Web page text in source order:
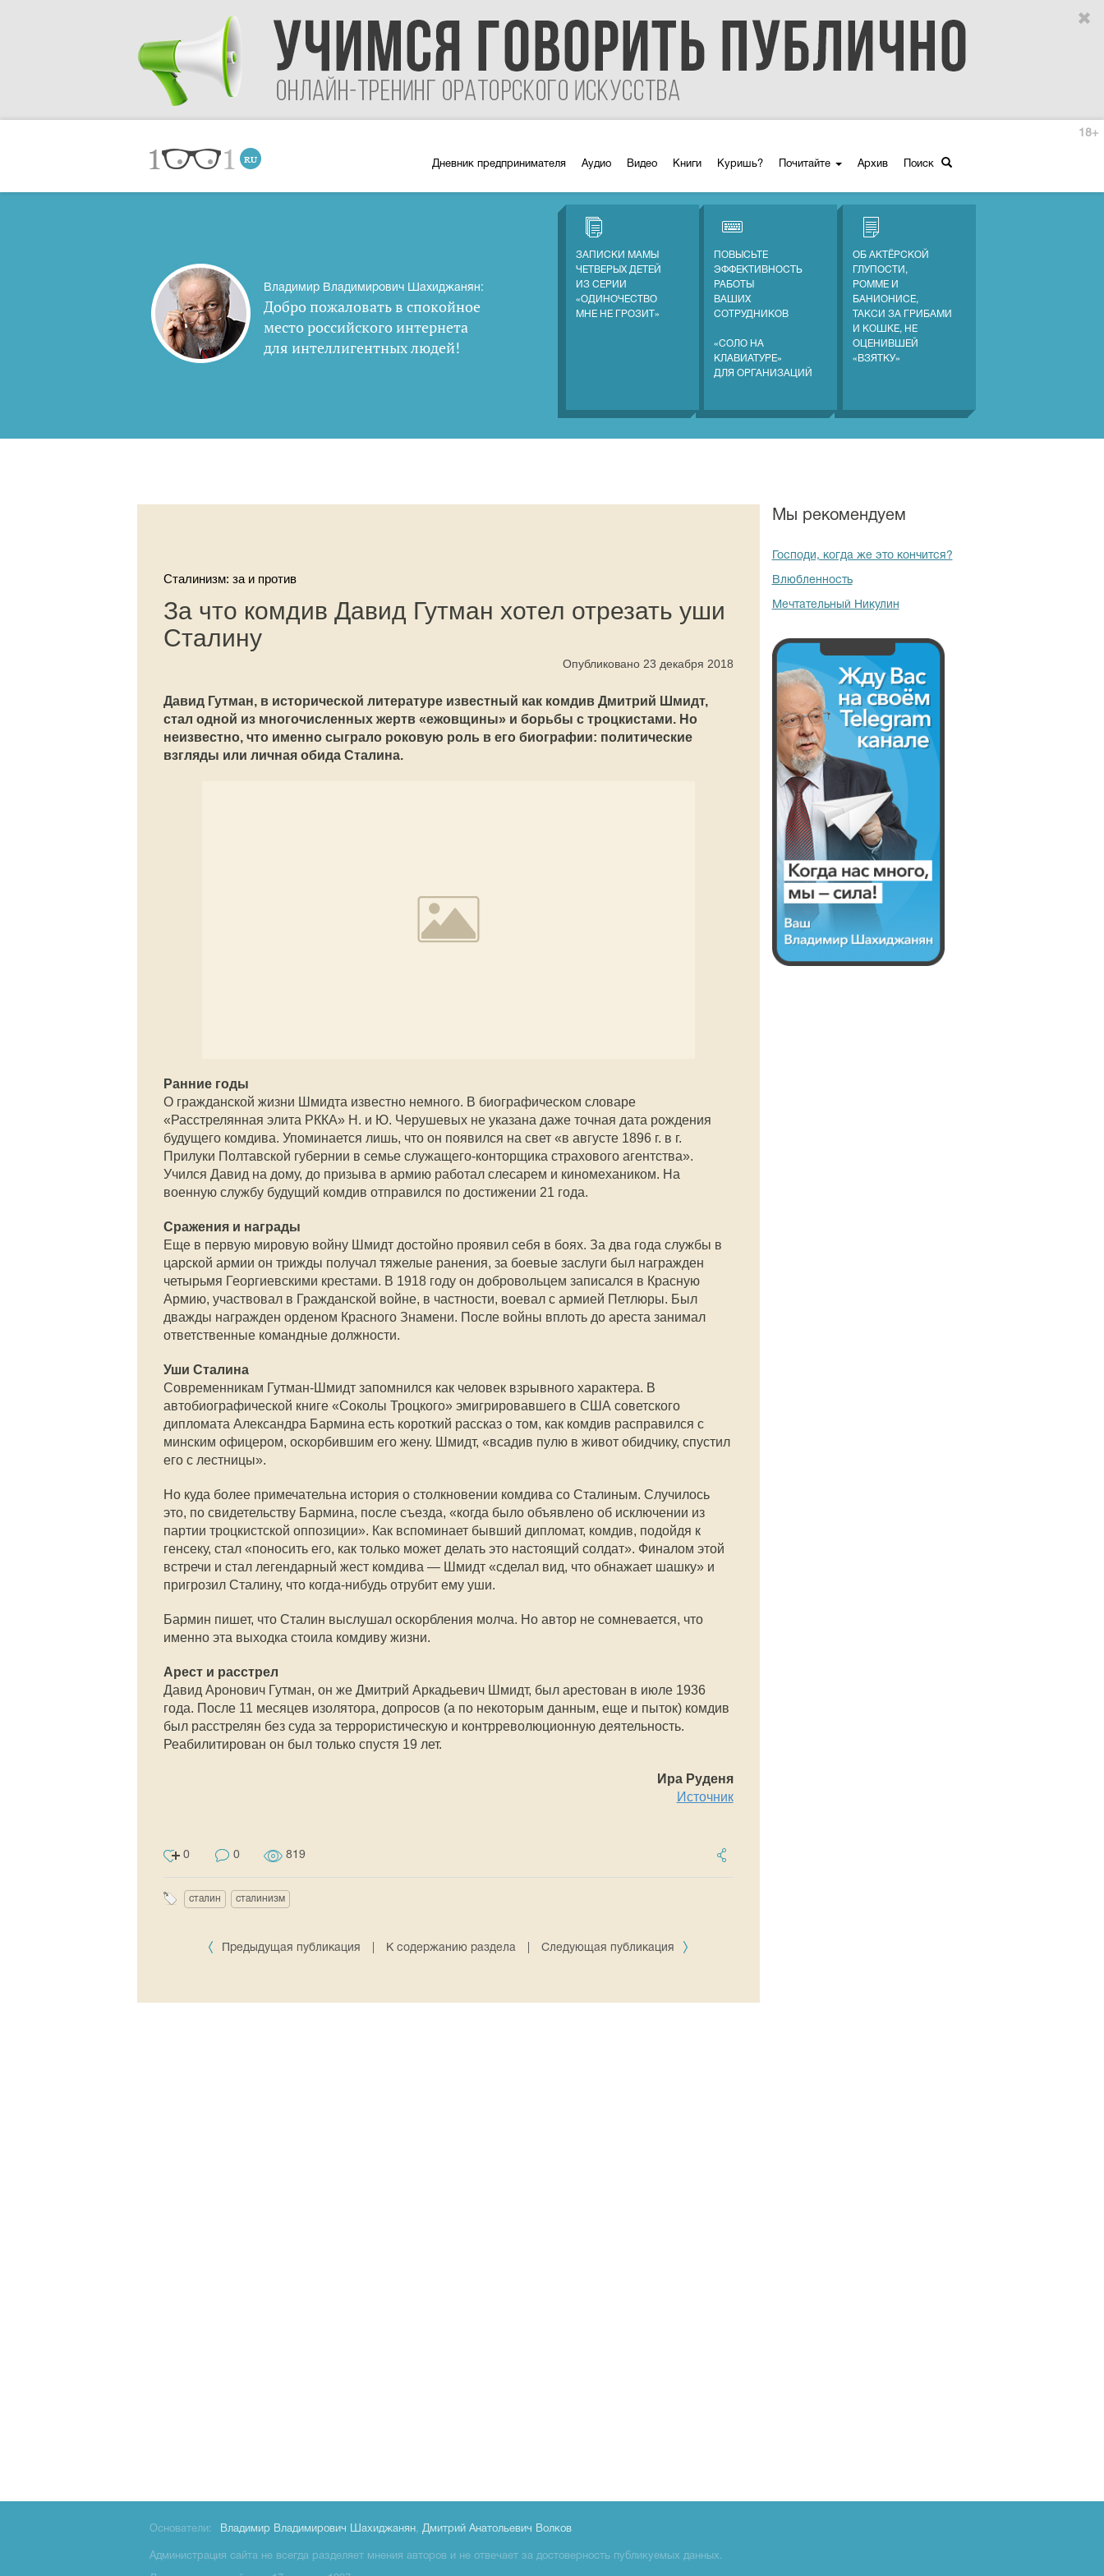
Дневник предпринимателя Аудио Видео Книги Куришь? Почитайте Архив Поиск
18+
Владимир Владимирович Шахиджанян:
Добро пожаловать в спокойное
место российского интернета
для интеллигентных людей!
ЗАПИСКИ МАМЫ
ЧЕТВЕРЫХ ДЕТЕЙ
ИЗ СЕРИИ
«ОДИНОЧЕСТВО
МНЕ НЕ ГРОЗИТ»
ПОВЫСЬТЕ
ЭФФЕКТИВНОСТЬ
РАБОТЫ
ВАШИХ
СОТРУДНИКОВ
«СОЛО НА
КЛАВИАТУРЕ»
ДЛЯ ОРГАНИЗАЦИЙ
ОБ АКТЁРСКОЙ
ГЛУПОСТИ,
РОММЕ И
БАНИОНИСЕ,
ТАКСИ ЗА ГРИБАМИ
И КОШКЕ, НЕ
ОЦЕНИВШЕЙ
«ВЗЯТКУ»
Сталинизм: за и против
За что комдив Давид Гутман хотел отрезать уши
Сталину
Опубликовано 23 декабря 2018
Давид Гутман, в исторической литературе известный как комдив Дмитрий Шмидт,
стал одной из многочисленных жертв «ежовщины» и борьбы с троцкистами. Но
неизвестно, что именно сыграло роковую роль в его биографии: политические
взгляды или личная обида Сталина.
Ранние годы
О гражданской жизни Шмидта известно немного. В биографическом словаре
«Расстрелянная элита РККА» Н. и Ю. Черушевых не указана даже точная дата рождения
будущего комдива. Упоминается лишь, что он появился на свет «в августе 1896 г. в г.
Прилуки Полтавской губернии в семье служащего-конторщика страхового агентства».
Учился Давид на дому, до призыва в армию работал слесарем и киномехаником. На
военную службу будущий комдив отправился по достижении 21 года.
Сражения и награды
Еще в первую мировую войну Шмидт достойно проявил себя в боях. За два года службы в
царской армии он трижды получал тяжелые ранения, за боевые заслуги был награжден
четырьмя Георгиевскими крестами. В 1918 году он добровольцем записался в Красную
Армию, участвовал в Гражданской войне, в частности, воевал с армией Петлюры. Был
дважды награжден орденом Красного Знамени. После войны вплоть до ареста занимал
ответственные командные должности.
Уши Сталина
Современникам Гутман-Шмидт запомнился как человек взрывного характера. В
автобиографической книге «Соколы Троцкого» эмигрировавшего в США советского
дипломата Александра Бармина есть короткий рассказ о том, как комдив расправился с
минским офицером, оскорбившим его жену. Шмидт, «всадив пулю в живот обидчику, спустил
его с лестницы».
Но куда более примечательна история о столкновении комдива со Сталиным. Случилось
это, по свидетельству Бармина, после съезда, «когда было объявлено об исключении из
партии троцкистской оппозиции». Как вспоминает бывший дипломат, комдив, подойдя к
генсеку, стал «поносить его, как только может делать это настоящий солдат». Финалом этой
встречи и стал легендарный жест комдива — Шмидт «сделал вид, что обнажает шашку» и
пригрозил Сталину, что когда-нибудь отрубит ему уши.
Бармин пишет, что Сталин выслушал оскорбления молча. Но автор не сомневается, что
именно эта выходка стоила комдиву жизни.
Арест и расстрел
Давид Аронович Гутман, он же Дмитрий Аркадьевич Шмидт, был арестован в июле 1936
года. После 11 месяцев изолятора, допросов (а по некоторым данным, еще и пыток) комдив
был расстрелян без суда за террористическую и контрреволюционную деятельность.
Реабилитирован он был только спустя 19 лет.
Ира Руденя
Источник
0 0 819
сталин сталинизм
Предыдущая публикация К содержанию раздела Следующая публикация
Мы рекомендуем
Господи, когда же это кончится?
Влюбленность
Мечтательный Никулин
Основатели: Владимир Владимирович Шахиджанян, Дмитрий Анатольевич Волков
Администрация сайта не всегда разделяет мнения авторов и не отвечает за достоверность публикуемых данных.